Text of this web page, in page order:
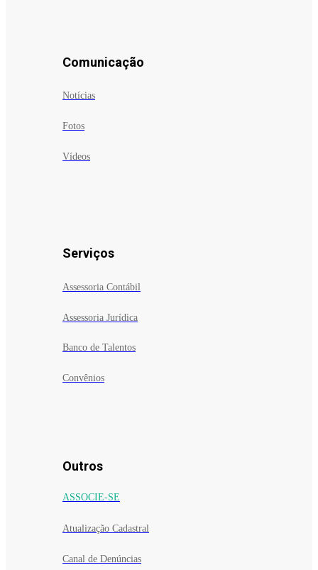
Comunicação
Notícias
Fotos
Vídeos
Serviços
Assessoria Contábil
Assessoria Jurídica
Banco de Talentos
Convênios
Outros
ASSOCIE-SE
Atualização Cadastral
Canal de Denúncias